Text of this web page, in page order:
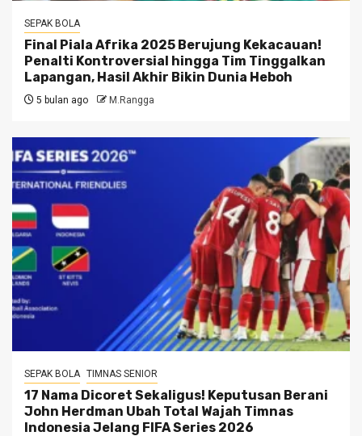
SEPAK BOLA
Final Piala Afrika 2025 Berujung Kekacauan!
Penalti Kontroversial hingga Tim Tinggalkan
Lapangan, Hasil Akhir Bikin Dunia Heboh
5 bulan ago M.Rangga
SEPAK BOLA TIMNAS SENIOR
17 Nama Dicoret Sekaligus! Keputusan Berani
John Herdman Ubah Total Wajah Timnas
Indonesia Jelang FIFA Series 2026